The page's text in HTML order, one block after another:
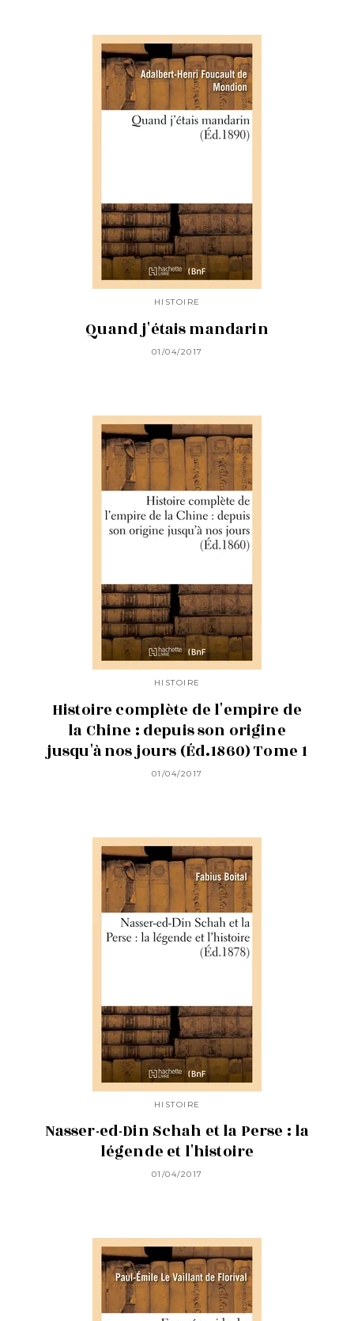
HISTOIRE
Quand j'étais mandarin
01/04/2017
HISTOIRE
Histoire complète de l'empire de
la Chine : depuis son origine
jusqu'à nos jours (Éd.1860) Tome 1
01/04/2017
HISTOIRE
Nasser-ed-Din Schah et la Perse : la
légende et l'histoire
01/04/2017